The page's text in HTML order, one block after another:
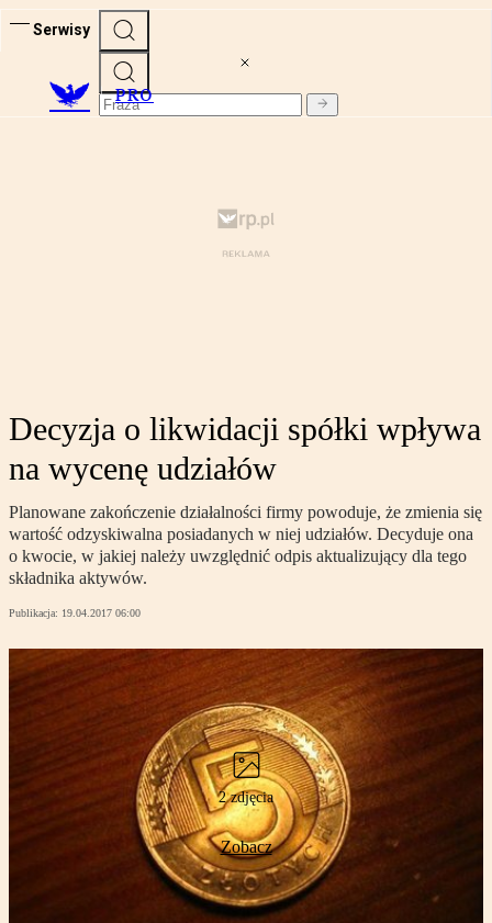
Serwisy
PRO
Decyzja o likwidacji spółki wpływa
na wycenę udziałów
Planowane zakończenie działalności firmy powoduje, że zmienia się
wartość odzyskiwalna posiadanych w niej udziałów. Decyduje ona
o kwocie, w jakiej należy uwzględnić odpis aktualizujący dla tego
składnika aktywów.
Publikacja: 19.04.2017 06:00
2 zdjęcia
Zobacz